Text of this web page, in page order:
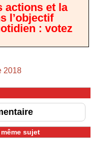
actions et la
l’objectif
: votez
2018
sujet